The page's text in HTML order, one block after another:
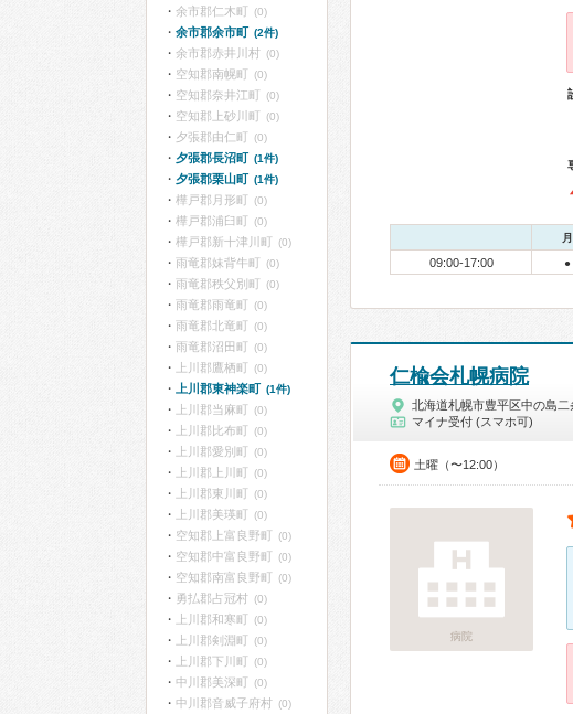
月
09:00-17:00 ●
仁楡会札幌病院
北海道札幌市豊平区中の島二
マイナ受付 (スマホ可)
土曜（〜12:00）
病院
余市郡仁木町 (0)
余市郡余市町 (2件)
余市郡赤井川村 (0)
空知郡南幌町 (0)
空知郡奈井江町 (0)
空知郡上砂川町 (0)
夕張郡由仁町 (0)
夕張郡長沼町 (1件)
夕張郡栗山町 (1件)
樺戸郡月形町 (0)
樺戸郡浦臼町 (0)
樺戸郡新十津川町 (0)
雨竜郡妹背牛町 (0)
雨竜郡秩父別町 (0)
雨竜郡雨竜町 (0)
雨竜郡北竜町 (0)
雨竜郡沼田町 (0)
上川郡鷹栖町 (0)
上川郡東神楽町 (1件)
上川郡当麻町 (0)
上川郡比布町 (0)
上川郡愛別町 (0)
上川郡上川町 (0)
上川郡東川町 (0)
上川郡美瑛町 (0)
空知郡上富良野町 (0)
空知郡中富良野町 (0)
空知郡南富良野町 (0)
勇払郡占冠村 (0)
上川郡和寒町 (0)
上川郡剣淵町 (0)
上川郡下川町 (0)
中川郡美深町 (0)
中川郡音威子府村 (0)